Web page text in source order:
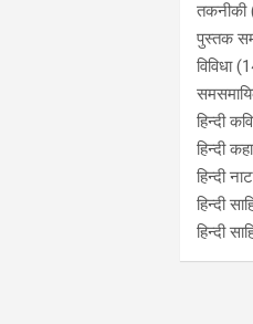
तकनीकी
पुस्‍तक
विविधा
हिन्दी
हिन्दी
हिन्‍दी
हिन्दी
हिन्दी